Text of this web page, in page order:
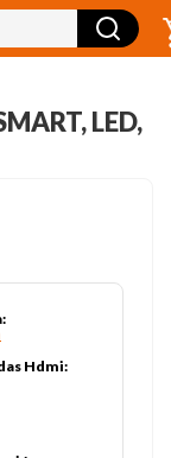
LED,
:
Hdmi: